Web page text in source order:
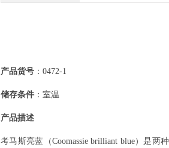
产品货号 ： 0472-1
储存条件 ：室温
产品描述
考马斯亮蓝（Coomassie brilliant blue）是两